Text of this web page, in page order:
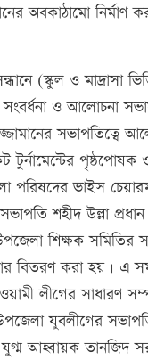
অবকাঠামো
ও মাদ্রাসা
ও আলোচনা
সভাপতিত্বে
পৃষ্ঠপোষক
ভাইস
শহীদ উল্লা
শিক্ষক সমিতির
বিতরণ করা হয়। এ
লীগের সাধারণ
যুবলীগের
আহ্বায়ক তানজিদ